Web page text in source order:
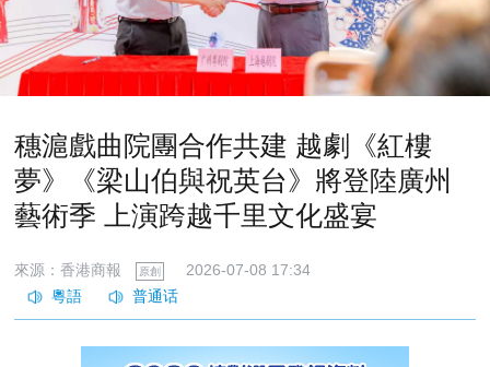
穗滬戲曲院團合作共建 越劇《紅樓
夢》《梁山伯與祝英台》將登陸廣州
藝術季 上演跨越千里文化盛宴
來源：香港商報 原創 2026-07-08 17:34